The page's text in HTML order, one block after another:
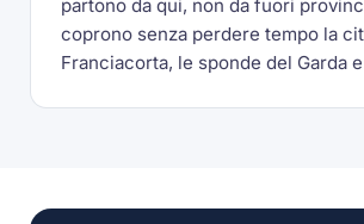
partono da qui, non da fuori
coprono senza perdere tempo la
Franciacorta, le sponde del Garda